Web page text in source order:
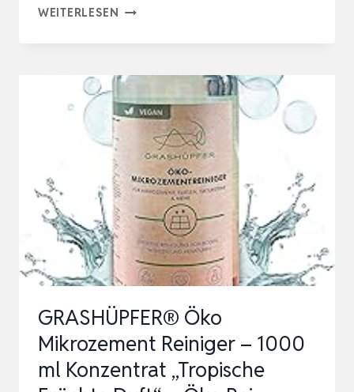
WEITERLESEN GÜDE
2501
(2500
MESSERTECHNIK,
WARTUNGSARM,
SELBSTEINZUG,
TRANSPORTRÄDER,
…
GRASHÜPFER® Öko
Mikrozement Reiniger – 1000
ml Konzentrat „Tropische